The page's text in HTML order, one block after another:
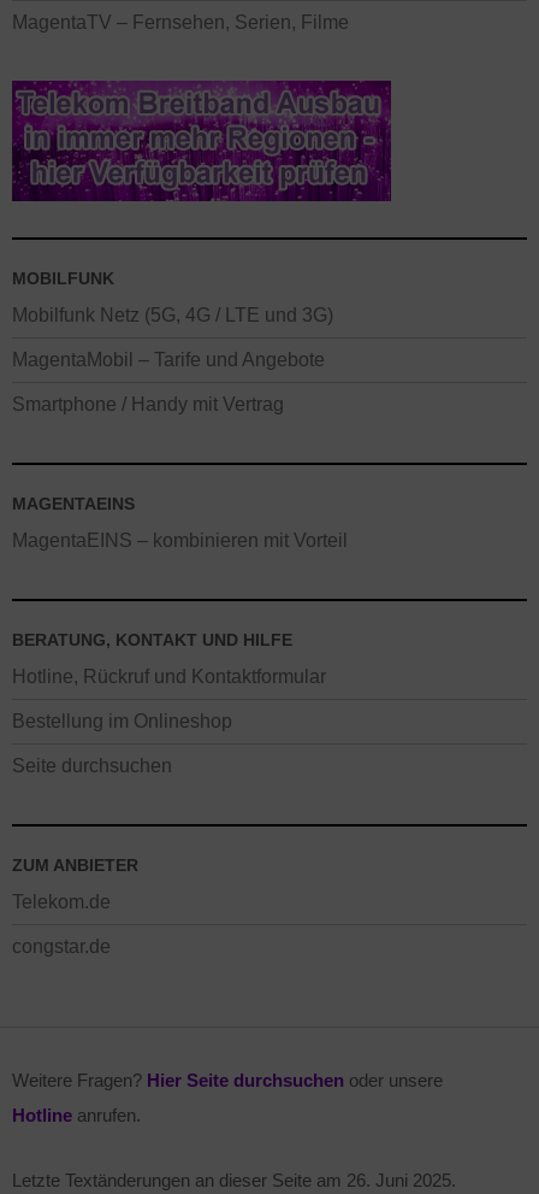
MagentaTV – Fernsehen, Serien, Filme
MOBILFUNK
Mobilfunk Netz (5G, 4G / LTE und 3G)
MagentaMobil – Tarife und Angebote
Smartphone / Handy mit Vertrag
MAGENTAEINS
MagentaEINS – kombinieren mit Vorteil
BERATUNG, KONTAKT UND HILFE
Hotline, Rückruf und Kontaktformular
Bestellung im Onlineshop
Seite durchsuchen
ZUM ANBIETER
Telekom.de
congstar.de
Weitere Fragen? Hier Seite durchsuchen oder unsere
Hotline anrufen.
Letzte Textänderungen an dieser Seite am 26. Juni 2025.